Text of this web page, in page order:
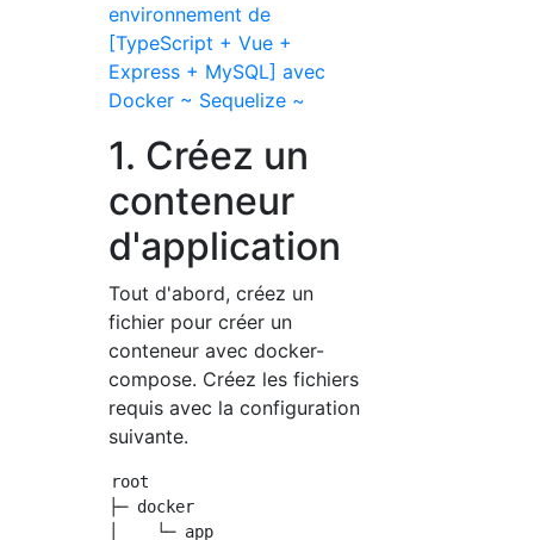
environnement de
[TypeScript + Vue +
Express + MySQL] avec
Docker ~ Sequelize ~
1. Créez un
conteneur
d'application
Tout d'abord, créez un
fichier pour créer un
conteneur avec docker-
compose. Créez les fichiers
requis avec la configuration
suivante.
root
├─ docker
│    └─ app